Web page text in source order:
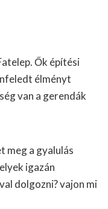
Ők építési
élményt
van a gerendák
meg a gyalulás
igazán
dolgozni? vajon mi